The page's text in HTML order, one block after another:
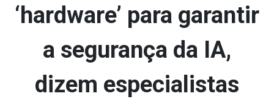
‘hardware’ para garantir
a segurança da IA,
dizem especialistas